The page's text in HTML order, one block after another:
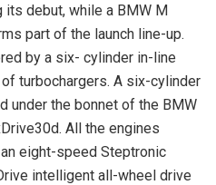
debut, while a BMW M
part of the launch line-up.
by a six- cylinder in-line
turbochargers. A six-cylinder
under the bonnet of the BMW
All the engines
eight-speed Steptronic
intelligent all-wheel drive